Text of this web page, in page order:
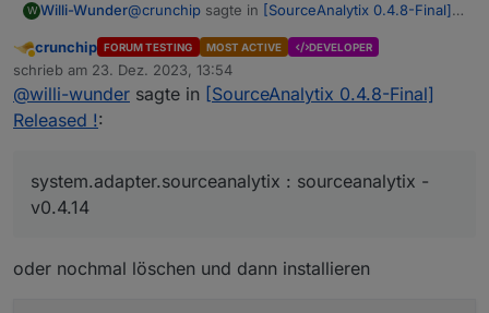
W Willi-Wunder@crunchip sagte in [SourceAnalytix 0.4.8-Final]
iob list adapters
system.adapter.discovery               :
system.adapter.history
Abwesend
crunchip FORUM TESTING MOST ACTIVE DEVELOPER
schrieb am 23. Dez. 2023, 13:54
zuletzt editiert von
@willi-wunder sagte in [SourceAnalytix 0.4.8-Final]
Released !:
system.adapter.sourceanalytix : sourceanalytix -
v0.4.14
oder nochmal löschen und dann installieren